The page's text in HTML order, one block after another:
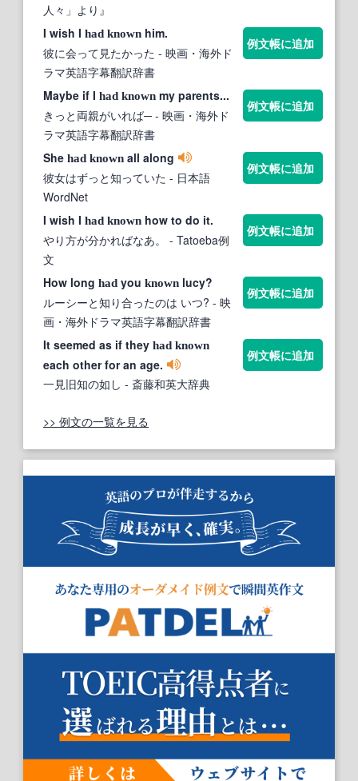
人々」より』
I wish I had known him.
彼に会って見たかった - 映画・海外ド
ラマ英語字幕翻訳辞書
例文帳に追加
Maybe if I had known my parents...
きっと両親がいれば─ - 映画・海外ド
ラマ英語字幕翻訳辞書
例文帳に追加
She had known all along
彼女はずっと知っていた - 日本語
WordNet
例文帳に追加
I wish I had known how to do it.
やり方が分かればなあ。
- Tatoeba例
文
例文帳に追加
How long had you known lucy?
ルーシーと知り合ったのは いつ? - 映
画・海外ドラマ英語字幕翻訳辞書
例文帳に追加
It seemed as if they had known
each other for an age.
一見旧知の如し - 斎藤和英大辞典
例文帳に追加
>> 例文の一覧を見る